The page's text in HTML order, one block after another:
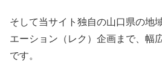
そして当サイト独自の山口県の地
エーション（レク）企画まで、幅
です。